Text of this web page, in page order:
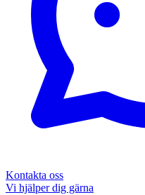
Kontakta oss
Vi hjälper dig gärna